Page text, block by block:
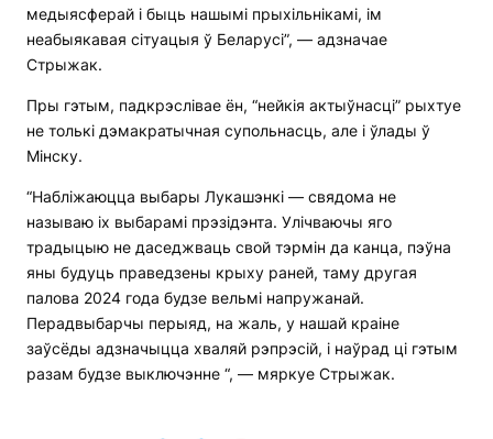
медыясферай і быць нашымі прыхільнікамі, ім
неабыякавая сітуацыя ў Беларусі”, — адзначае
Стрыжак.
Пры гэтым, падкрэслівае ён, “нейкія актыўнасці” рыхтуе
не толькі дэмакратычная супольнасць, але і ўлады ў
Мінску.
“Набліжаюцца выбары Лукашэнкі — свядома не
называю іх выбарамі прэзідэнта. Улічваючы яго
традыцыю не даседжваць свой тэрмін да канца, пэўна
яны будуць праведзены крыху раней, таму другая
палова 2024 года будзе вельмі напружанай.
Перадвыбарчы перыяд, на жаль, у нашай краіне
заўсёды адзначыцца хваляй рэпрэсій, і наўрад ці гэтым
разам будзе выключэнне “, — мяркуе Стрыжак.